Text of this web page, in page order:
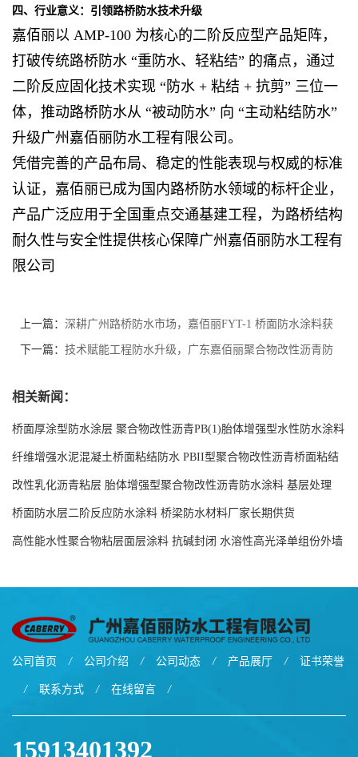
四、行业意义：引领路桥防水技术升级
嘉佰丽以 AMP-100 为核心的二阶反应型产品矩阵，
打破传统路桥防水 “重防水、轻粘结” 的痛点，通过
二阶反应固化技术实现 “防水 + 粘结 + 抗剪” 三位一
体，推动路桥防水从 “被动防水” 向 “主动粘结防水”
升级广州嘉佰丽防水工程有限公司。
凭借完善的产品布局、稳定的性能表现与权威的标准
认证，嘉佰丽已成为国内路桥防水领域的标杆企业，
产品广泛应用于全国重点交通基建工程，为路桥结构
耐久性与安全性提供核心保障广州嘉佰丽防水工程有
限公司
上一篇： 深耕广州路桥防水市场，嘉佰丽FYT-1 桥面防水涂料获
市政工程批量采购
下一篇： 技术赋能工程防水升级，广东嘉佰丽聚合物改性沥青防
相关新闻：
桥面厚涂型防水涂层 聚合物改性沥青PB(1)胎体增强型水性防水涂料
现货工厂
纤维增强水泥混凝土桥面粘结防水 PBII型聚合物改性沥青桥面粘结
防水涂料源头工厂
改性乳化沥青粘层 胎体增强型聚合物改性沥青防水涂料 基层处理
剂-双层双组份环氧树脂解说
桥面防水层二阶反应防水涂料 桥梁防水材料厂家长期供货
高性能水性聚合物粘层面层涂料 抗碱封闭 水溶性高光泽单组份外墙
公司首页 / 公司介绍 / 公司动态 / 产品展厅 / 证书荣誉
/ 联系方式 / 在线留言 /
15913401392